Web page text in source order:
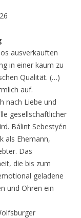
ausverkauften
in einer kaum zu
Qualität. (…)
auf.
nach Liebe und
gesellschaftlicher
Bálint Sebestyén
als Ehemann,
Das
die bis zum
geladene
und Ohren ein